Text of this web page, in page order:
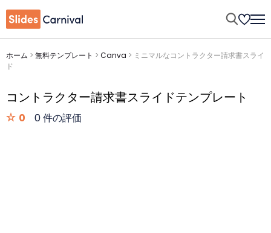
ホーム > 無料テンプレート > Canva > ミニマルなコントラクター請求書スライ
ド
コントラクター請求書スライドテンプレート
0 0 件の評価